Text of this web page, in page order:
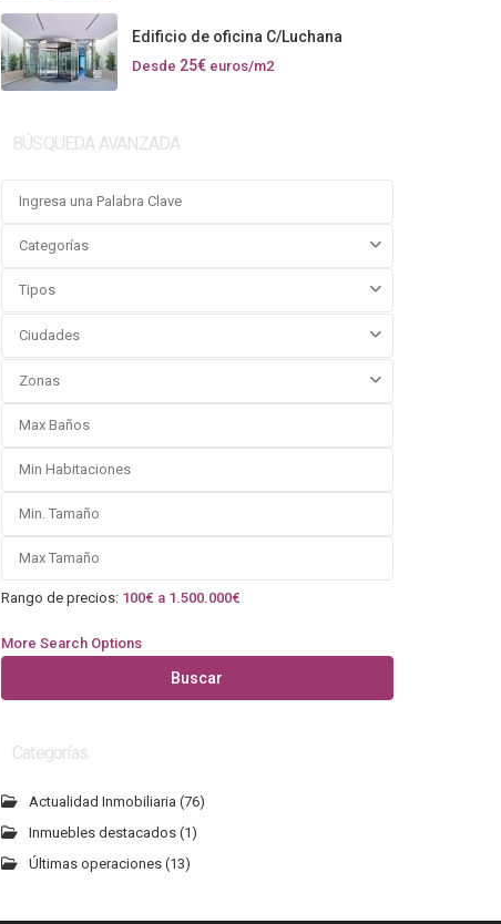
Edificio de oficina C/Luchana
Desde 25€ euros/m2
BÚSQUEDA AVANZADA
Categorías
Tipos
Ciudades
Zonas
Rango de precios: 100€ a 1.500.000€
More Search Options
Buscar
Categorías
Actualidad Inmobiliaria (76)
Inmuebles destacados (1)
Últimas operaciones (13)